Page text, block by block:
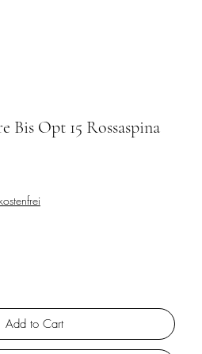
Bis Opt 15 Rossaspina
Add to Cart